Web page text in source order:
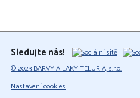
Sledujte nás!
© 2023 BARVY A LAKY TELURIA, s.r.o.
Nastavení cookies